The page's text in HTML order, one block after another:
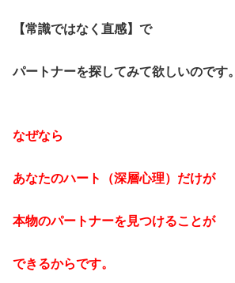
【常識ではなく直感】で
パートナーを探してみて欲しいのです。
なぜなら
あなたのハート（深層心理）だけが
本物のパートナーを見つけることが
できるからです。